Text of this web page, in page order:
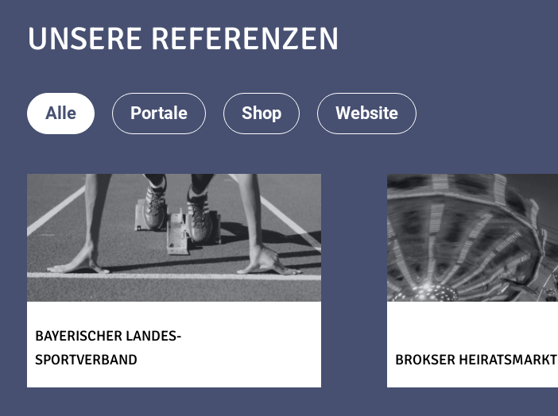
UNSERE REFERENZEN
Alle Portale Shop Website
BAYERISCHER LANDES-
SPORTVERBAND
BROKSER HEIRATSMARKT